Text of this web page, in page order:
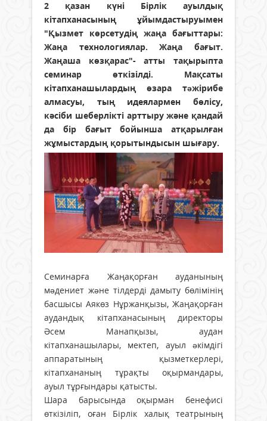
2 қазан күні Бірлік ауылдық
кітапханасының ұйымдастыруымен
"Қызмет көрсетудің жаңа бағыттары:
Жаңа технологиялар. Жаңа бағыт.
Жаңаша көзқарас"- атты тақырыпта
семинар өткізілді. Мақсаты
кітапханашылардың өзара тəжірибе
алмасуы, тың идеялармен бөлісу,
кәсіби шеберлікті арттыру және қандай
да бір бағыт бойынша атқарылған
жұмыстардың қорытындысын шығару.
Семинарға Жаңақорған ауданының
мəдениет жəне тілдерді дамыту бөлімінің
басшысы Аякөз Нұржанқызы, Жаңақорған
аудандық кітапханасының директоры
Әсем Манапқызы, аудан
кітапханашылары, мектеп, ауыл əкімдігі
аппаратының қызметкерлері,
кітапхананың тұрақты оқырмандары,
ауыл тұрғындары қатысты.
Шара барысында оқырман бенефисі
өткізіліп, оған Бірлік халық театрының